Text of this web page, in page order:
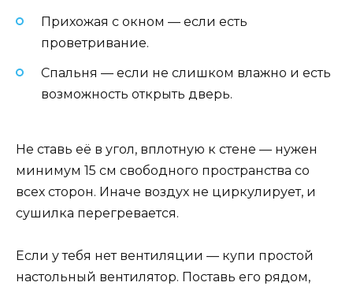
Прихожая с окном — если есть
проветривание.
Спальня — если не слишком влажно и есть
возможность открыть дверь.
Не ставь её в угол, вплотную к стене — нужен
минимум 15 см свободного пространства со
всех сторон. Иначе воздух не циркулирует, и
сушилка перегревается.
Если у тебя нет вентиляции — купи простой
настольный вентилятор. Поставь его рядом,